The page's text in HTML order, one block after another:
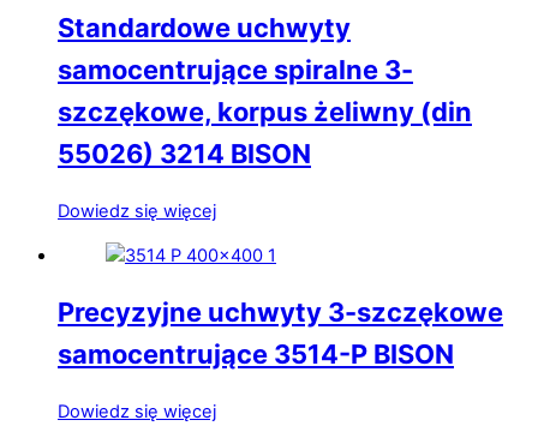
Standardowe uchwyty
samocentrujące spiralne 3-
szczękowe, korpus żeliwny (din
55026) 3214 BISON
Dowiedz się więcej
Precyzyjne uchwyty 3-szczękowe
samocentrujące 3514-P BISON
Dowiedz się więcej